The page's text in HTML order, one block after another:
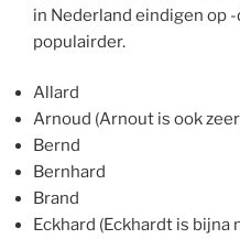
in Nederland eindigen op
populairder.
Allard
Arnoud (Arnout is ook
Bernd
Bernhard
Brand
Eckhard (Eckhardt is